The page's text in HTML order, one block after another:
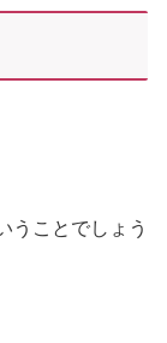
うことでしょう